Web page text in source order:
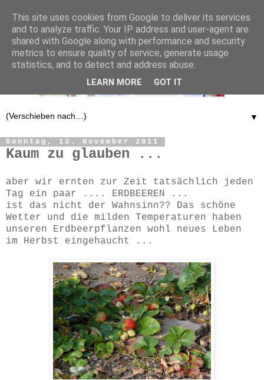
▼
Sonntag, 13. November 2011
Kaum zu glauben ...
aber wir ernten zur Zeit tatsächlich jeden
Tag ein paar .... ERDBEEREN ...
ist das nicht der Wahnsinn?? Das schöne
Wetter und die milden Temperaturen haben
unseren Erdbeerpflanzen wohl neues Leben
im Herbst eingehaucht ...
This site uses cookies from Google to deliver its services
and to analyze traffic. Your IP address and user-agent are
shared with Google along with performance and security
metrics to ensure quality of service, generate usage
statistics, and to detect and address abuse.
LEARN MORE GOT IT